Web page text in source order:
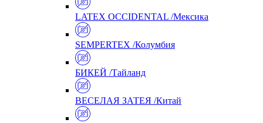
LATEX OCCIDENTAL /Мексика
SEMPERTEX /Колумбия
БИКЕЙ /Тайланд
ВЕСЕЛАЯ ЗАТЕЯ /Китай